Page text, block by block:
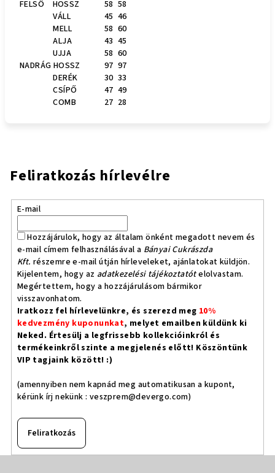
FELSŐ HOSSZ 58 58
VÁLL
45 46
MELL
58 60
ALJA
43 45
UJJA
58 60
NADRÁG HOSSZ
97 97
DERÉK
30 33
CSÍPŐ
47 49
COMB
27 28
Feliratkozás hírlevélre
E-mail
Hozzájárulok, hogy az általam önként megadott nevem és
e-mail címem felhasználásával a Bányai Cukrászda
Kft. részemre e-mail útján hírleveleket, ajánlatokat küldjön.
Kijelentem, hogy az adatkezelési tájékoztatótelolvastam.
Megértettem, hogy a hozzájárulásom bármikor
visszavonhatom.
Iratkozz fel hírlevelünkre, és szerezd meg 10%
kedvezmény kuponunkat, melyet emailben küldünk ki
Neked. Értesülj a legfrissebb kollekcióinkról és
termékeinkről szinte a megjelenés előtt! Köszöntünk
VIP tagjaink között! :)
(amennyiben nem kapnád meg automatikusan a kupont,
kérünk írj nekünk : veszprem@devergo.com)
Feliratkozás